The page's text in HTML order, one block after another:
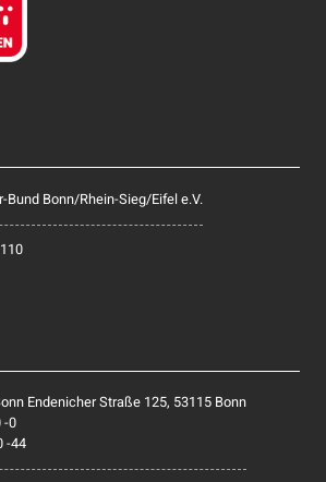
Bund Bonn/Rhein-Sieg/Eifel e.V.
Endenicher Straße 125, 53115 Bonn
-0
-44